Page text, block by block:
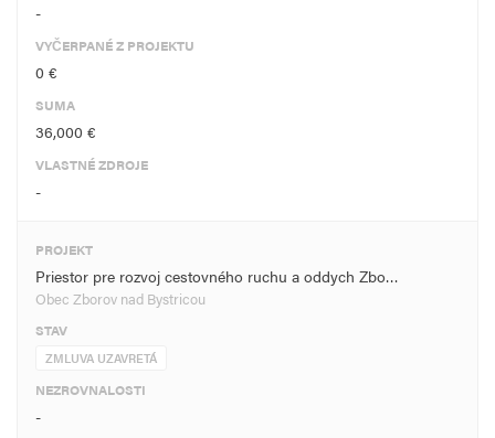
-
VYČERPANÉ Z PROJEKTU
0 €
SUMA
36,000 €
VLASTNÉ ZDROJE
-
PROJEKT
Priestor pre rozvoj cestovného ruchu a oddych Zbo…
Obec Zborov nad Bystricou
STAV
ZMLUVA UZAVRETÁ
NEZROVNALOSTI
-